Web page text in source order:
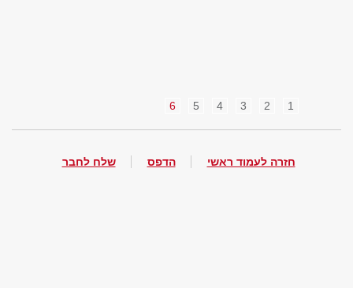
1
2
3
4
5
6
חזרה לעמוד ראשי הדפס שלח לחבר